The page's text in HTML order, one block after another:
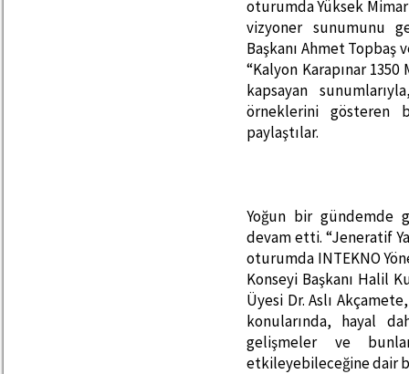
oturumda Yüksek Mimar
vizyoner sunumunu
Başkanı Ahmet Topbaş
“Kalyon Karapınar
kapsayan
örneklerini gösteren
paylaştılar.
Yoğun bir gündemde
devam etti. “Jeneratif
oturumda INTEKNO
Konseyi Başkanı Halil
Üyesi Dr. Aslı
konularında, hayal
gelişmeler ve
etkileyebileceğine dair